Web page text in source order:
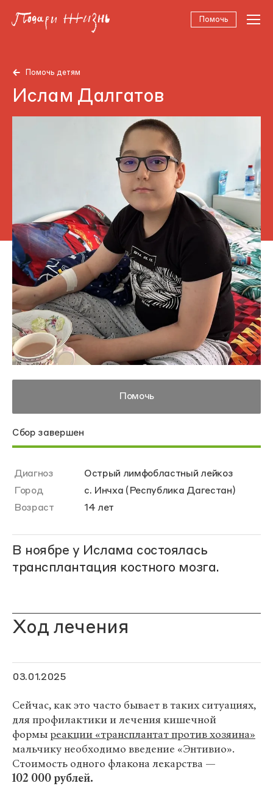
Помочь
Помочь детям
Ислам Далгатов
Помочь
Сбор завершен
Диагноз
Острый лимфобластный лейкоз
Город
с. Инчха (Республика Дагестан)
Возраст
14 лет
В ноябре у Ислама состоялась
трансплантация костного мозга.
Ход лечения
03.01.2025
Сейчас, как это часто бывает в таких ситуациях,
для профилактики и лечения кишечной
формыреакции «трансплантат против хозяина»
мальчику необходимо введение «Энтивио».
Стоимость одного флакона лекарства —
102 000 рублей.